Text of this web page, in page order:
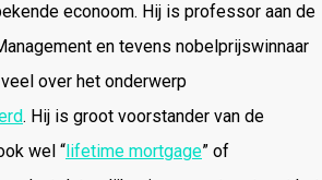
econoom. Hij is professor aan de
en tevens nobelprijswinnaar
over het onderwerp
. Hij is groot voorstander van de
wel “lifetime mortgage” of